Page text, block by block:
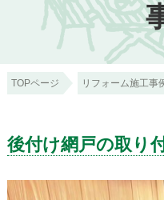
TOPページ リフォーム施工事
後付け網戸の取り